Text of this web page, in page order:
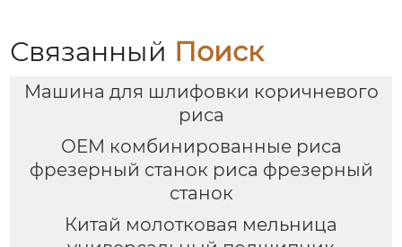
Связанный Поиск
Машина для шлифовки коричневого
риса
OEM комбинированные риса
фрезерный станок риса фрезерный
станок
Китай молотковая мельница